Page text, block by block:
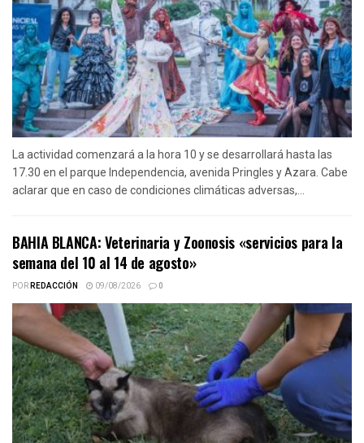
La actividad comenzará a la hora 10 y se desarrollará hasta las
17.30 en el parque Independencia, avenida Pringles y Azara. Cabe
aclarar que en caso de condiciones climáticas adversas,...
BAHIA BLANCA: Veterinaria y Zoonosis «servicios para la
semana del 10 al 14 de agosto»
PORREDACCIÓN 09/08/2026 0